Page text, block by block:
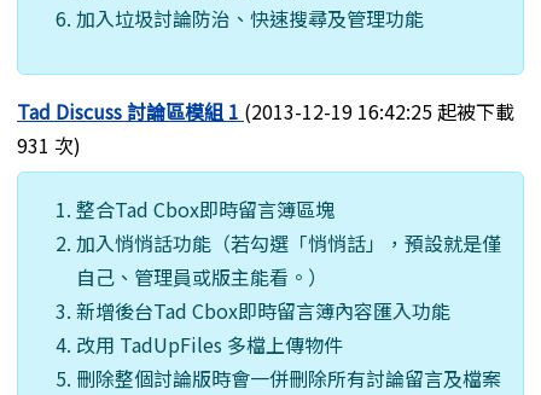
加入垃圾討論防治、快速搜尋及管理功能
Tad Discuss 討論區模組 1 (2013-12-19 16:42:25 起被下載
931 次)
整合Tad Cbox即時留言簿區塊
加入悄悄話功能（若勾選「悄悄話」，預設就是僅
自己、管理員或版主能看。）
新增後台Tad Cbox即時留言簿內容匯入功能
改用 TadUpFiles 多檔上傳物件
刪除整個討論版時會一併刪除所有討論留言及檔案